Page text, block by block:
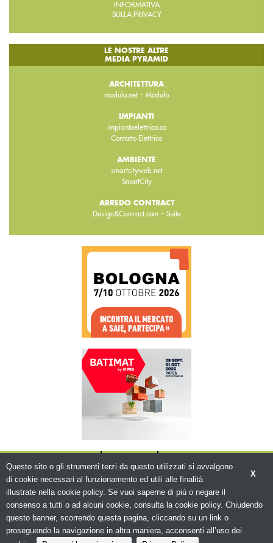
INFORMATIVA
SULLA PRIVACY
LE NOSTRE ALTRE
MEDIA PYRAMID
ARCHITETTURA
modulo.net - Modulo
IMPIANTI
impiantoelettrico.co
Contatto Elettrico
AMBIENTE
smartcityweb.net
SmartCity
ARREDO CONTRACT
Design&Contract.com- Suite
© Copyright 2026. Edilizia in Rete - N.ro
Iscrizione ROC 5836 -Privacy policy
X
Questo sito o gli strumenti terzi da questo utilizzati si avvalgono
di cookie necessari al funzionamento ed utili alle finalità
illustrate nella cookie policy. Se vuoi saperne di più o negare il
consenso a tutti o ad alcuni cookie, consulta la cookie policy. Chiudendo
questo banner, scorrendo questa pagina, cliccando su un link o
proseguendo la navigazione in altra maniera, acconsenti all’uso dei